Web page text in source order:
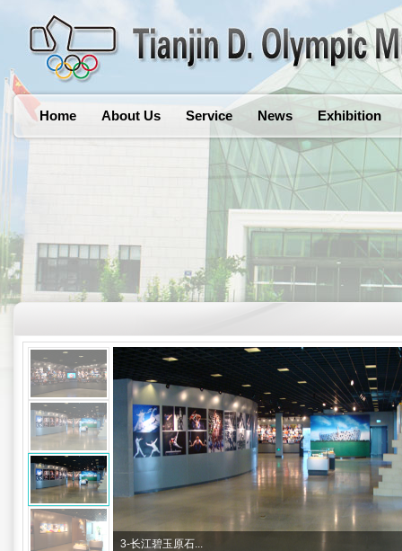
Home About Us Service News Exhibition
3-长江碧玉原石...